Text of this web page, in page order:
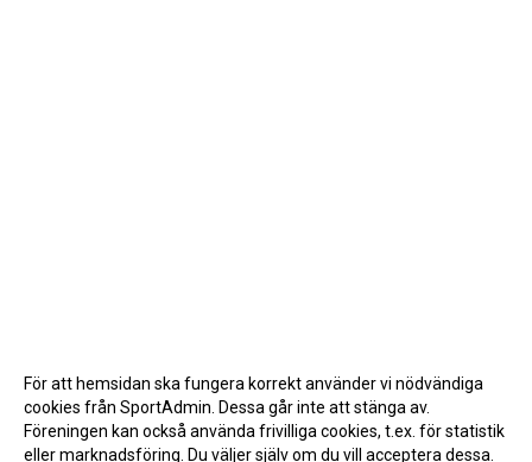
För att hemsidan ska fungera korrekt använder vi nödvändiga
cookies från SportAdmin. Dessa går inte att stänga av.
Föreningen kan också använda frivilliga cookies, t.ex. för statistik
eller marknadsföring. Du väljer själv om du vill acceptera dessa.